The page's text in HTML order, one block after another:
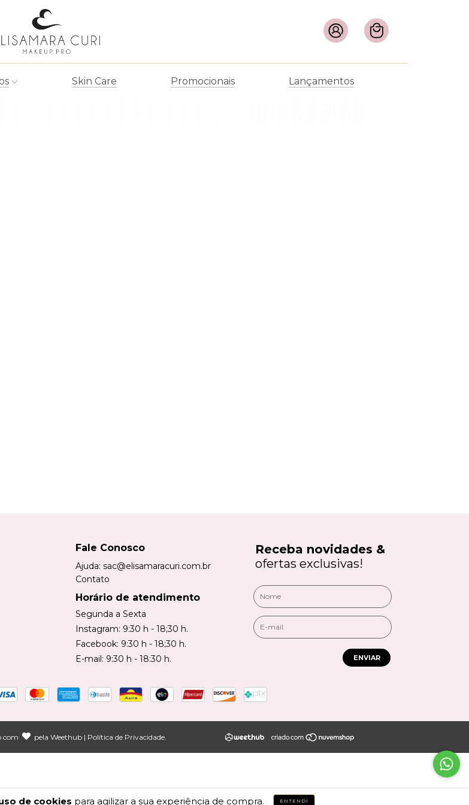
Skin Care Promocionais Lançamentos
de cookies para agilizar a sua experiência de compra. ENTENDI
compacto
Fale Conosco
Ajuda: sac@elisamaracuri.com.br
Contato
Horário de atendimento
Segunda a Sexta
Instagram: 9:30 h - 18;30 h.
Facebook: 9:30 h - 18;30 h.
E-mail: 9:30 h - 18:30 h.
Receba novidades &
ofertas exclusivas!
ENVIAR
com pela Weethub| Política de Privacidade.